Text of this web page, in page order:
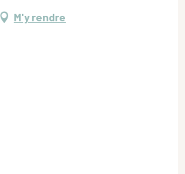
M'y rendre